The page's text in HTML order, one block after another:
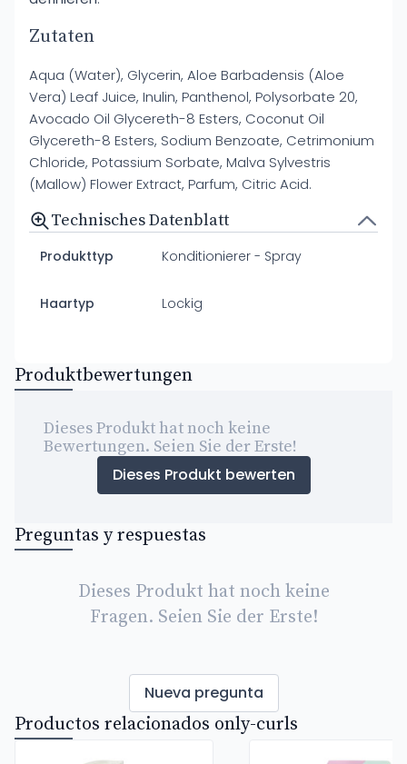
Zutaten
Aqua (Water), Glycerin, Aloe Barbadensis (Aloe
Vera) Leaf Juice, Inulin, Panthenol, Polysorbate 20,
Avocado Oil Glycereth-8 Esters, Coconut Oil
Glycereth-8 Esters, Sodium Benzoate, Cetrimonium
Chloride, Potassium Sorbate, Malva Sylvestris
(Mallow) Flower Extract, Parfum, Citric Acid.
Technisches Datenblatt
Produkttyp Konditionierer - Spray
Haartyp Lockig
Produktbewertungen
Dieses Produkt hat noch keine
Bewertungen. Seien Sie der Erste!
Dieses Produkt bewerten
Preguntas y respuestas
Dieses Produkt hat noch keine
Fragen. Seien Sie der Erste!
Nueva pregunta
Productos relacionados only-curls